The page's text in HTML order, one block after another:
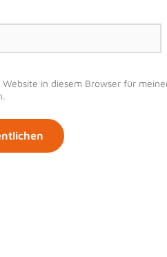
in diesem Browser für